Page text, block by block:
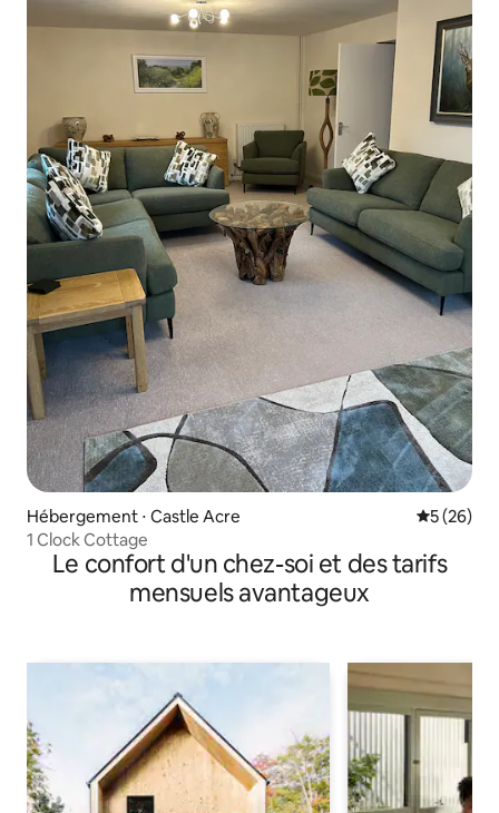
Hébergement ⋅ Castle Acre
5 (26)
1 Clock Cottage
Le confort d'un chez-soi et des tarifs
mensuels avantageux